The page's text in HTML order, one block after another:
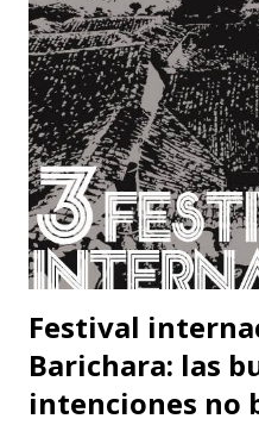
Festival
Barichara: las
intenciones no